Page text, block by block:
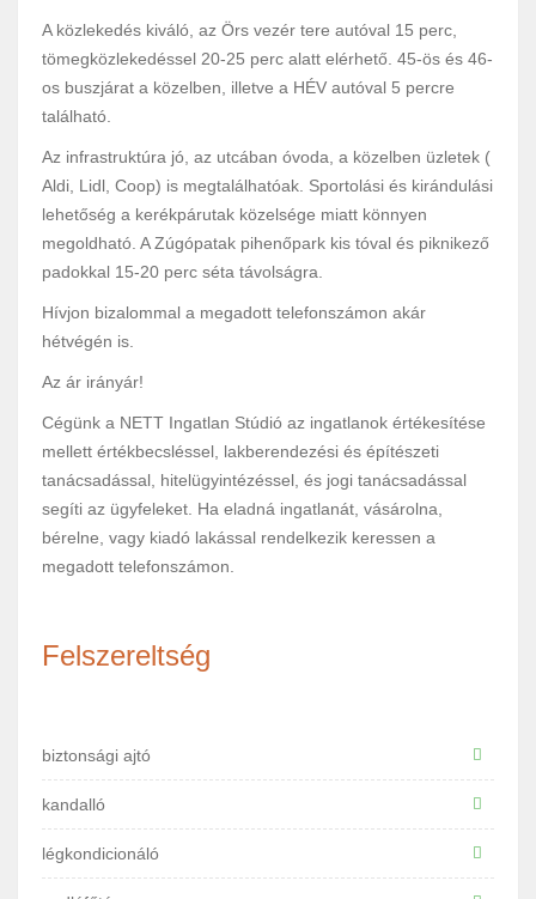
A közlekedés kiváló, az Örs vezér tere autóval 15 perc,
tömegközlekedéssel 20-25 perc alatt elérhető. 45-ös és 46-
os buszjárat a közelben, illetve a HÉV autóval 5 percre
található.
Az infrastruktúra jó, az utcában óvoda, a közelben üzletek (
Aldi, Lidl, Coop) is megtalálhatóak. Sportolási és kirándulási
lehetőség a kerékpárutak közelsége miatt könnyen
megoldható. A Zúgópatak pihenőpark kis tóval és piknikező
padokkal 15-20 perc séta távolságra.
Hívjon bizalommal a megadott telefonszámon akár
hétvégén is.
Az ár irányár!
Cégünk a NETT Ingatlan Stúdió az ingatlanok értékesítése
mellett értékbecsléssel, lakberendezési és építészeti
tanácsadással, hitelügyintézéssel, és jogi tanácsadással
segíti az ügyfeleket. Ha eladná ingatlanát, vásárolna,
bérelne, vagy kiadó lakással rendelkezik keressen a
megadott telefonszámon.
Felszereltség
biztonsági ajtó
kandalló
légkondicionáló